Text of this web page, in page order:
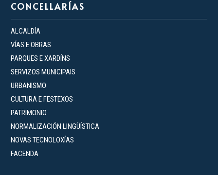
CONCELLARÍAS
ALCALDÍA
VÍAS E OBRAS
PARQUES E XARDÍNS
SERVIZOS MUNICIPAIS
URBANISMO
CULTURA E FESTEXOS
PATRIMONIO
NORMALIZACIÓN LINGÜÍSTICA
NOVAS TECNOLOXÍAS
FACENDA